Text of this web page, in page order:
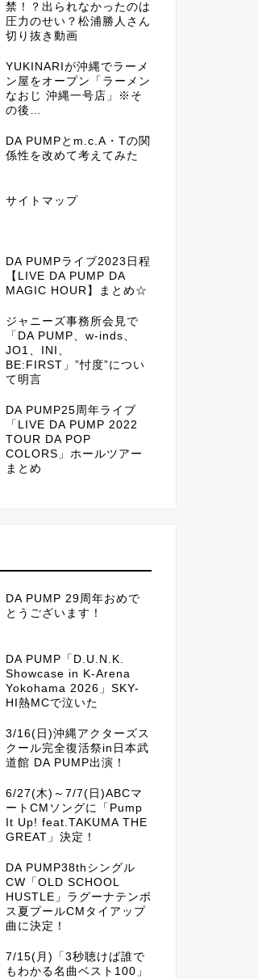
禁！？出られなかったのは
圧力のせい？松浦勝人さん
切り抜き動画
YUKINARIが沖縄でラーメ
ン屋をオープン「ラーメン
なおじ 沖縄一号店」※そ
の後…
DA PUMPとm.c.A・Tの関
係性を改めて考えてみた
サイトマップ
DA PUMPライブ2023日程
【LIVE DA PUMP DA
MAGIC HOUR】まとめ☆
ジャニーズ事務所会見で
「DA PUMP、w-inds、
JO1、INI、
BE:FIRST」”忖度”につい
て明言
DA PUMP25周年ライブ
「LIVE DA PUMP 2022
TOUR DA POP
COLORS」ホールツアー
まとめ
DA PUMP 29周年おめで
とうございます！
DA PUMP「D.U.N.K.
Showcase in K-Arena
Yokohama 2026」SKY-
HI熱MCで泣いた
3/16(日)沖縄アクターズス
クール完全復活祭in日本武
道館 DA PUMP出演！
6/27(木)～7/7(日)ABCマ
ートCMソングに「Pump
It Up! feat.TAKUMA THE
GREAT」決定！
DA PUMP38thシングル
CW「OLD SCHOOL
HUSTLE」ラグーナテンボ
ス夏プールCMタイアップ
曲に決定！
7/15(月)「3秒聴けば誰で
もわかる名曲ベスト100」